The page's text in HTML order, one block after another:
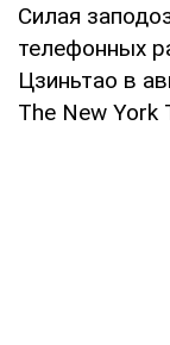
Силая
телефонных
Цзиньтао в
The New York